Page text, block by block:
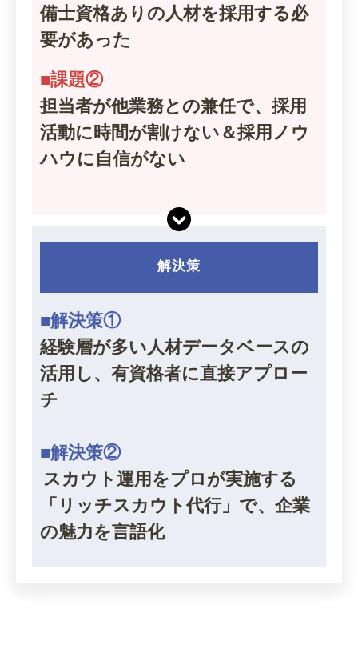
備士資格ありの人材を採用する必
要があった
■課題②
担当者が他業務との兼任で、採用
活動に時間が割けない＆採用ノウ
ハウに自信がない
解決策
■解決策①
経験層が多い人材データベースの
活用し、有資格者に直接アプロー
チ
■解決策②
スカウト運用をプロが実施する
「リッチスカウト代行」で、企業
の魅力を言語化